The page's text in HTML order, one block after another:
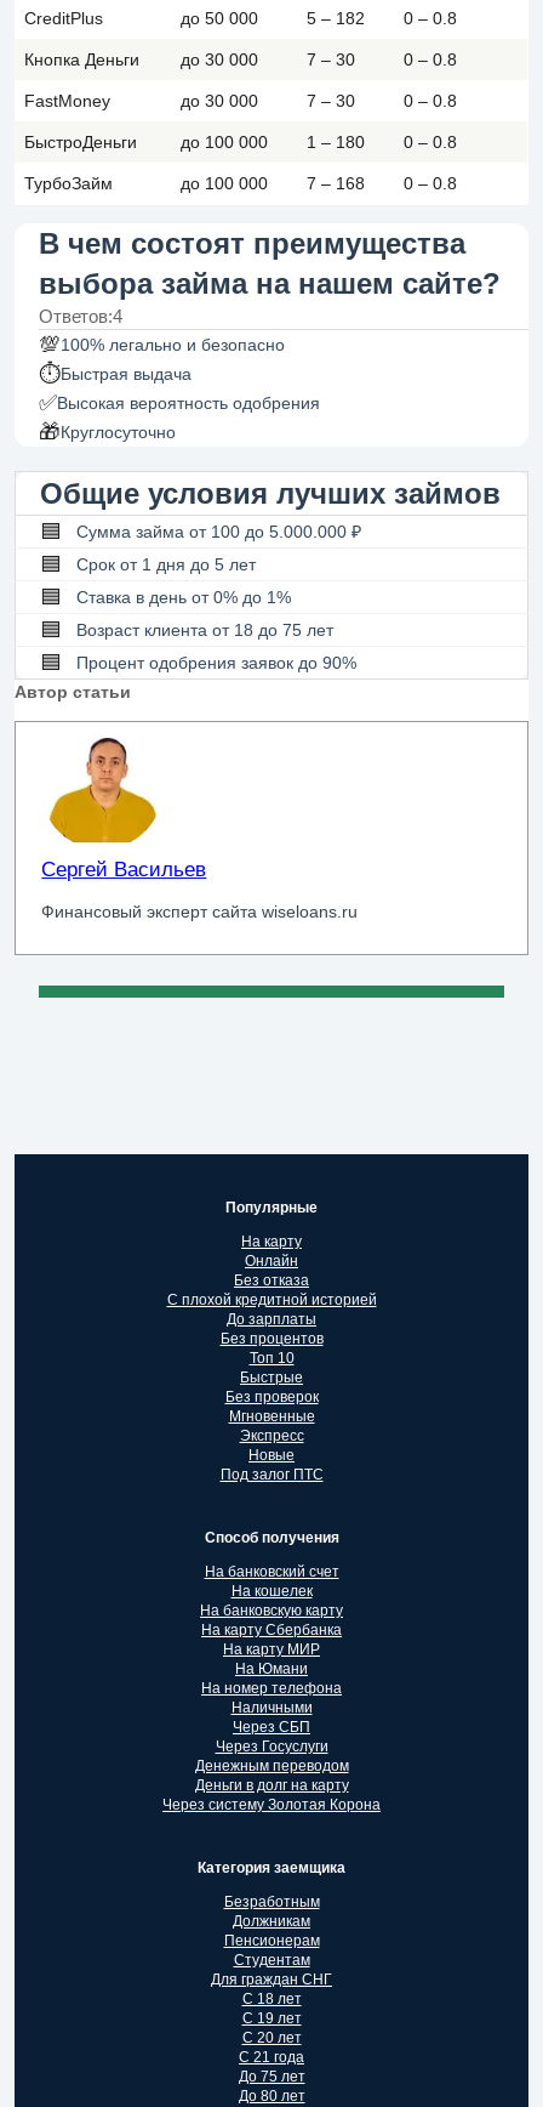
CreditPlus до 50 000 5 – 182 0 – 0.8
Кнопка Деньги до 30 000 7 – 30 0 – 0.8
FastMoney до 30 000 7 – 30 0 – 0.8
БыстроДеньги до 100 000 1 – 180 0 – 0.8
ТурбоЗайм до 100 000 7 – 168 0 – 0.8
В чем состоят преимущества
выбора займа на нашем сайте?
Ответов:4
💯100% легально и безопасно
⏱Быстрая выдача
✅Высокая вероятность одобрения
🎁Круглосуточно
Общие условия лучших займов
🟦 Сумма займа от 100 до 5.000.000 ₽
🟦 Срок от 1 дня до 5 лет
🟦 Ставка в день от 0% до 1%
🟦 Возраст клиента от 18 до 75 лет
🟦
Процент одобрения заявок до 90%
Автор статьи
Сергей Васильев
Финансовый эксперт сайта wiseloans.ru
Популярные
На карту
Онлайн
Без отказа
С плохой кредитной историей
До зарплаты
Без процентов
Топ 10
Быстрые
Без проверок
Мгновенные
Экспресс
Новые
Под залог ПТС
Способ получения
На банковский счет
На кошелек
На банковскую карту
На карту Сбербанка
На карту МИР
На Юмани
На номер телефона
Наличными
Через СБП
Через Госуслуги
Денежным переводом
Деньги в долг на карту
Через систему Золотая Корона
Категория заемщика
Безработным
Должникам
Пенсионерам
Студентам
Для граждан СНГ
С 18 лет
С 19 лет
С 20 лет
С 21 года
До 75 лет
До 80 лет